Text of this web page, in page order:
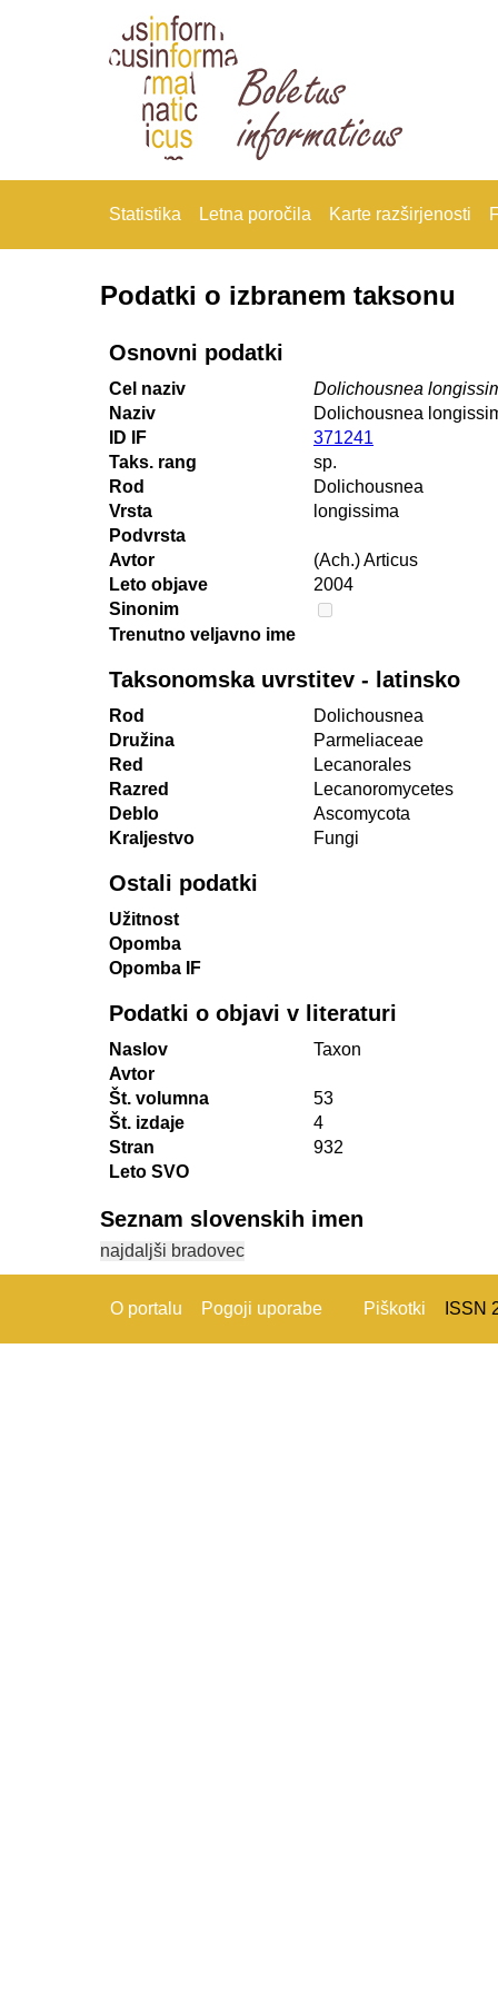
Statistika Letna poročila Karte razširjenosti
Podatki o izbranem taksonu
Osnovni podatki
Cel naziv
Dolichousnea
Naziv
Dolichousnea
ID IF
371241
Taks. rang
sp.
Rod
Dolichousnea
Vrsta
longissima
Podvrsta
Avtor
(Ach.) Articus
Leto objave
2004
Sinonim
Trenutno veljavno ime
Taksonomska uvrstitev - latinsko
Rod
Dolichousnea
Družina
Parmeliaceae
Red
Lecanorales
Razred
Lecanoromycetes
Deblo
Ascomycota
Kraljestvo
Fungi
Ostali podatki
Užitnost
Opomba
Opomba IF
Podatki o objavi v literaturi
Naslov
Taxon
Avtor
Št. volumna
53
Št. izdaje
4
Stran
932
Leto SVO
Seznam slovenskih imen
najdaljši bradovec
O portalu Pogoji uporabe Piškotki ISSN